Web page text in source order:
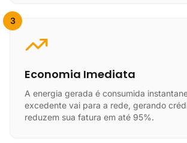
3
Economia Imediata
A energia gerada é consumida
excedente vai para a rede, gerando
reduzem sua fatura em até 95%.